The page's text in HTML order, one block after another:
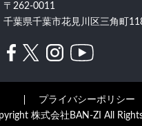
〒262-0011
千葉県千葉市花見川区三角町
プライバシーポリシー
株式会社BAN-ZI All